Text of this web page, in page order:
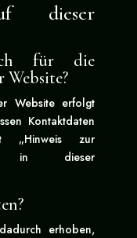
dieser
für die
Website?
Website erfolgt
Kontaktdaten
„Hinweis zur
in dieser
erhoben,